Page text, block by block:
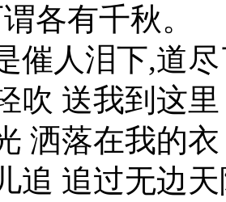
各有千秋。
催人泪下,道
吹 送我到这里
洒落在我的衣
追 追过无边